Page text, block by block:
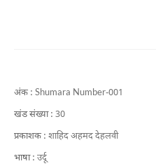
अंक : Shumara Number-001
खंड संख्या : 30
प्रकाशक : शाहिद अहमद देहलवी
भाषा : उर्दू